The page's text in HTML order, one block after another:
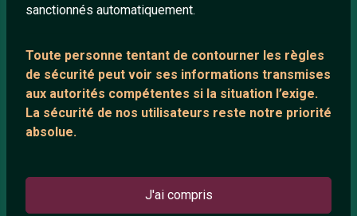
sanctionnés automatiquement.
Toute personne tentant de contourner les règles
de sécurité peut voir ses informations transmises
aux autorités compétentes si la situation l’exige.
La sécurité de nos utilisateurs reste notre priorité
absolue.
J'ai compris
ANNEXE
Support IRC
ARTICLES RÉCENTS
Témoignage de nathanaelle